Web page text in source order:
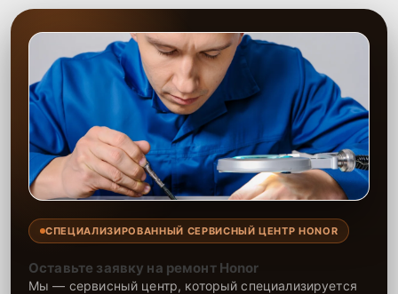
Сервисный центр предоставляет качественные услуги по ремонту
мастерами. Все работы проводятся оперативно и с максимальной
точностью, что обеспечивает исправную работу телефона после
ремонта. На все проведенные работы и установленные запчасти
предоставляется гарантия, что подтверждает надежность
ремонта и долговечность телефона. Обратившись к нам, можно
быть уверенным, что устройство снова будет работать без сбоев.
СПЕЦИАЛИЗИРОВАННЫЙ СЕРВИСНЫЙ ЦЕНТР HONOR
Оставьте заявку на ремонт Honor
Мы — сервисный центр, который специализируется